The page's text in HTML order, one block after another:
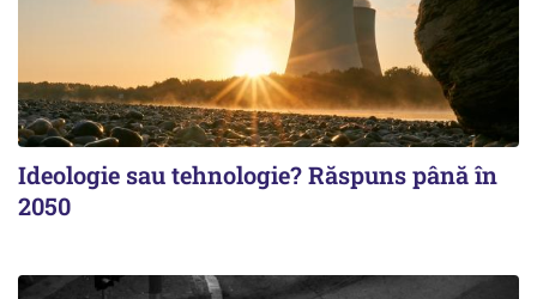
Ideologie sau tehnologie? Răspuns până în
2050